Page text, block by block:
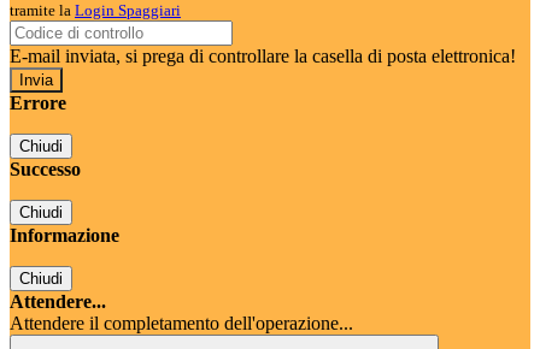
tramite la Login Spaggiari
E-mail inviata, si prega di controllare la casella di posta elettronica!
Errore
Chiudi
Successo
Chiudi
Informazione
Chiudi
Attendere...
Attendere il completamento dell'operazione...